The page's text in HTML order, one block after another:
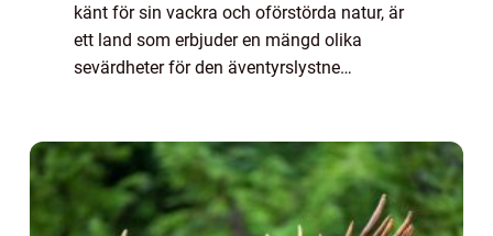
känt för sin vackra och oförstörda natur, är
ett land som erbjuder en mängd olika
sevärdheter för den äventyrslystne
stadskärnor, har...